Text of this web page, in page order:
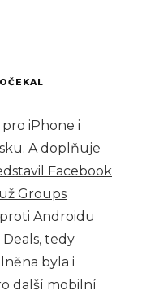
iPhone i
A doplňuje
Facebook
Groups
Androidu
tedy
byla i
další mobilní